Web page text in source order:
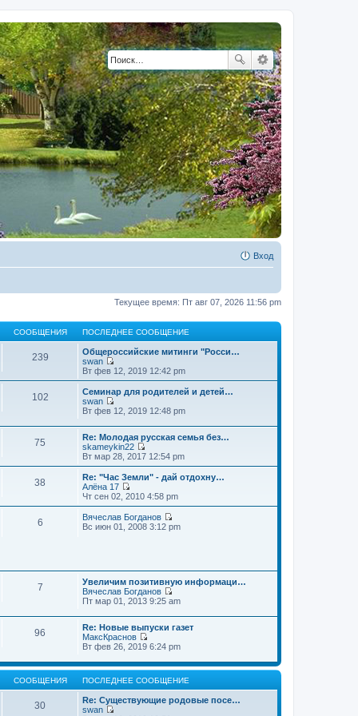
Вход
Текущее время: Пт авг 07, 2026 11:56 pm
СООБЩЕНИЯ ПОСЛЕДНЕЕ СООБЩЕНИЕ
239
Общероссийские митинги "Росси…
swan
П
е
р
е
й
т
и
к
п
о
с
л
е
д
м
у
б
щ
е
н
ю
Вт фев 12, 2019 12:42 pm
102
Семинар для родителей и детей…
swan
П
р
е
й
т
и
к
п
о
с
л
е
у
с
о
о
щ
е
н
и
Вт фев 12, 2019 12:48 pm
75
Re: Молодая русская семья без…
skameykin22
П
е
р
е
й
к
п
е
д
н
е
у
с
о
о
щ
н
ю
Вт мар 28, 2017 12:54 pm
38
Re: "Час Земли" - дай отдохну…
Алёна 17
П
е
р
е
й
п
о
с
л
д
н
е
м
с
о
о
щ
Чт сен 02, 2010 4:58 pm
6
Вячеслав Богданов
П
т
и
п
л
д
е
м
у
с
Вс июн 01, 2008 3:12 pm
7
Увеличим позитивную информаци…
Вячеслав Богданов
П
р
е
т
к
п
о
л
Пт мар 01, 2013 9:25 am
96
Re: Новые выпуски газет
МаксКраснов
П
р
е
й
т
и
Вт фев 26, 2019 6:24 pm
СООБЩЕНИЯ ПОСЛЕДНЕЕ СООБЩЕНИЕ
30
Re: Существующие родовые посе…
swan